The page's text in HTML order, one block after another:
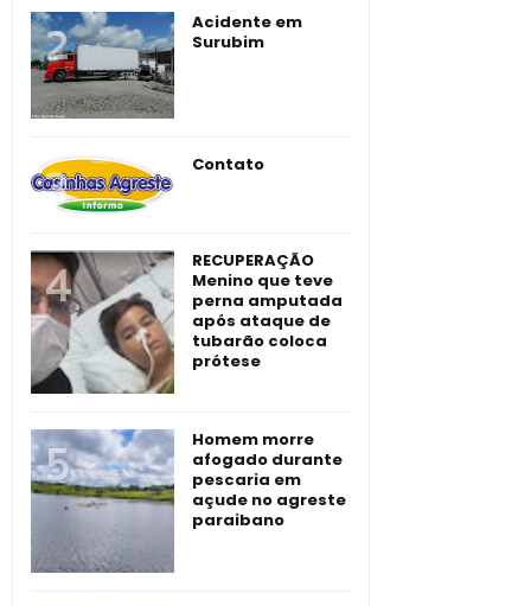
Acidente em
Surubim
Contato
RECUPERAÇÃO
Menino que teve
perna amputada
após ataque de
tubarão coloca
prótese
Homem morre
afogado durante
pescaria em
açude no agreste
paraibano